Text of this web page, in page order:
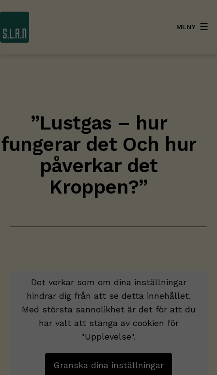
innehåll
MENY
”Lustgas – hur
fungerar det Och hur
påverkar det
Kroppen?”
Det verkar som om dina inställningar
hindrar dig från att se detta innehållet.
Med största sannolikhet är det för att du
har valt att stänga av cookien för
"Upplevelse".
Granska dina inställningar